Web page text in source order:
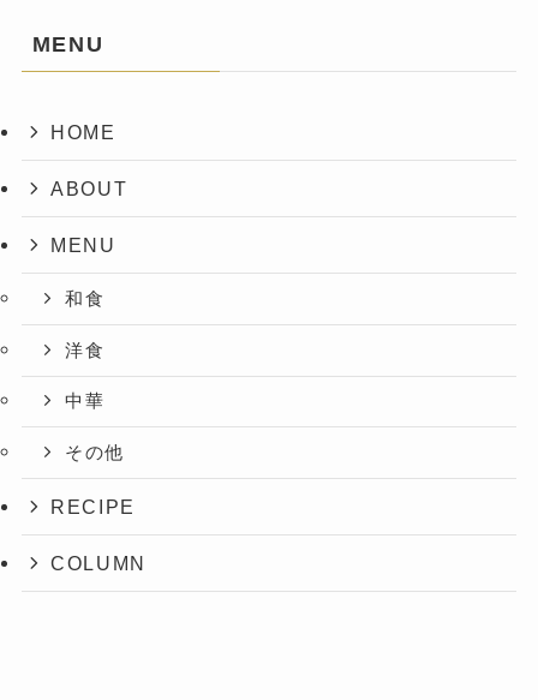
MENU
HOME
ABOUT
MENU
和食
洋食
中華
その他
RECIPE
COLUMN